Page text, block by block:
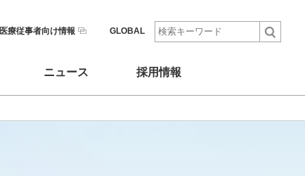
ニュース 採用情報
医療従事者向け情報 GLOBAL